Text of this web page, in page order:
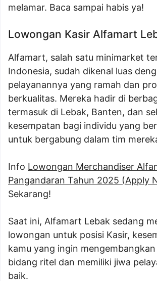
melamar. Baca sampai habis ya!
Lowongan Kasir Alfamart
Alfamart, salah satu minimarket
Indonesia, sudah dikenal luas
pelayanannya yang ramah dan
berkualitas. Mereka hadir di
termasuk di Lebak, Banten, dan
kesempatan bagi individu yang
untuk bergabung dalam tim
Info Lowongan Merchandiser
Pangandaran Tahun 2025 (Apply
Sekarang!
Saat ini, Alfamart Lebak sedang
lowongan untuk posisi Kasir,
kamu yang ingin
bidang ritel dan memiliki jiwa
baik.